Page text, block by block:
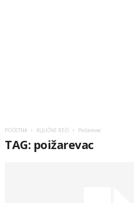
POČETNA KLJUČNE REČI Poižarevac
TAG: poižarevac